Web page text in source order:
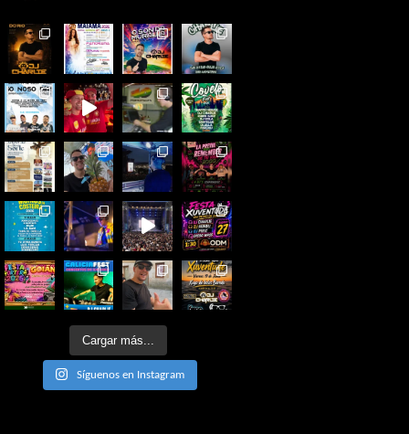
Cargar más...
Síguenos en Instagram